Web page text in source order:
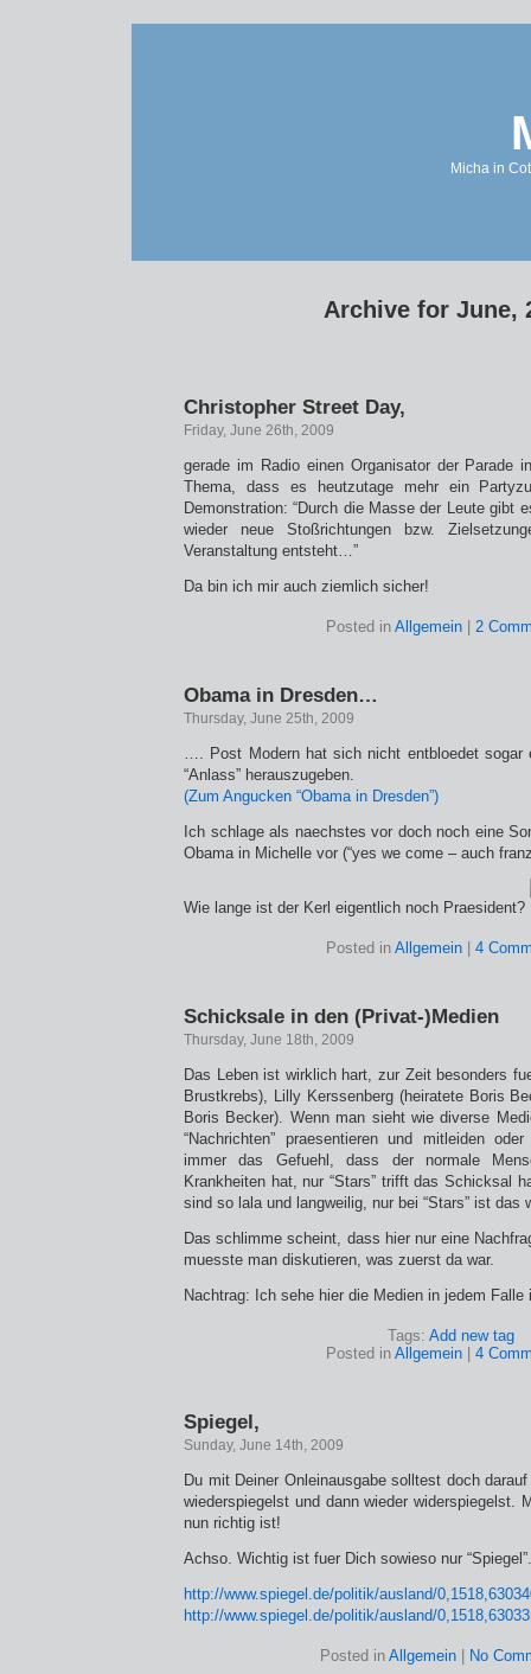
Micha in
Archive for June,
Christopher Street Day,
Friday, June 26th, 2009
gerade im Radio einen Organisator der Parade
Thema, dass es heutzutage mehr ein
Demonstration: “Durch die Masse der Leute gibt
wieder neue Stoßrichtungen bzw.
Veranstaltung entsteht…”
Da bin ich mir auch ziemlich sicher!
Posted in Allgemein| 2
Obama in Dresden…
Thursday, June 25th, 2009
…. Post Modern hat sich nicht entbloedet sogar
“Anlass” herauszugeben.
(Zum Angucken “Obama in Dresden”)
Ich schlage als naechstes vor doch noch eine
Obama in Michelle vor (“yes we come – auch
Wie lange ist der Kerl eigentlich noch Praesident?
Posted in Allgemein| 4
Schicksale in den (Privat-)Medien
Thursday, June 18th, 2009
Das Leben ist wirklich hart, zur Zeit besonders
Brustkrebs), Lilly Kerssenberg (heiratete Boris
Boris Becker). Wenn man sieht wie diverse
“Nachrichten” praesentieren und mitleiden
immer das Gefuehl, dass der normale
Krankheiten hat, nur “Stars” trifft das Schicksal
sind so lala und langweilig, nur bei “Stars” ist das
Das schlimme scheint, dass hier nur eine
muesste man diskutieren, was zuerst da war.
Nachtrag: Ich sehe hier die Medien in jedem Falle
Tags: Add new tag
Posted in Allgemein| 4
Spiegel,
Sunday, June 14th, 2009
Du mit Deiner Onleinausgabe solltest doch
wiederspiegelst und dann wieder widerspiegelst.
nun richtig ist!
Achso. Wichtig ist fuer Dich sowieso nur
http://www.spiegel.de/politik/ausland/
http://www.spiegel.de/politik/ausland/
Posted in Allgemein No